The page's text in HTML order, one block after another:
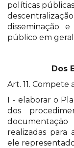
políticas
disseminação
público em
Dos
Art. 11. Compete
I - elaborar o
dos
documentação
realizadas
ele